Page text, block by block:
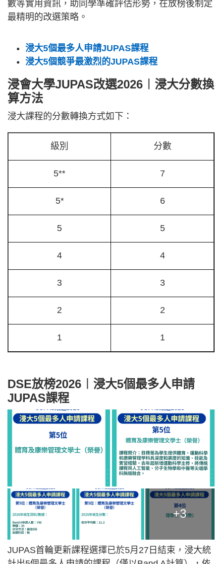
數等實用資訊，助同學準確評估形勢，在放榜後制定
最精明的改選策略。
浸大5個最多人申請JUPAS課程
浸大5個競爭最激烈的JUPAS課程
浸會大學JUPAS改選2026︱浸大分數換
算方法
浸大課程的分數轉換方式如下：
級別 分數
5** 7
5* 6
5 5
4 4
3 3
2 2
1 1
DSE放榜2026︱浸大5個最多人申請
JUPAS課程
+3
JUPAS首輪更新課程選擇已於5月27日結束，浸大統